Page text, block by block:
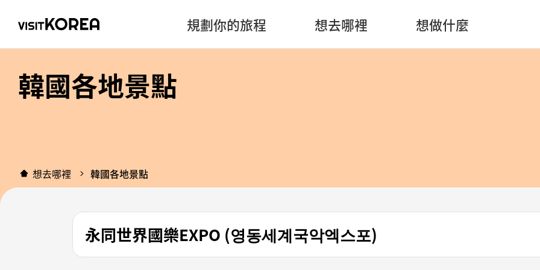
規劃你的旅程 想去哪裡 想做什麼
韓國各地景點
想去哪裡 韓國各地景點
永同世界國樂EXPO (영동세계국악엑스포)